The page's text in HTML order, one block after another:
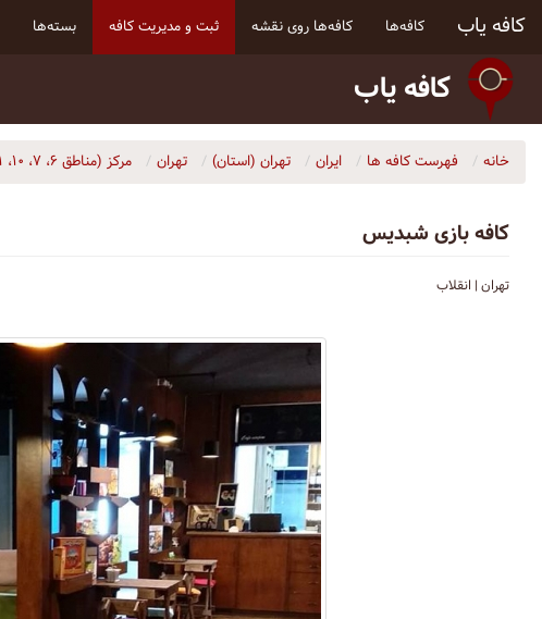
کافه یاب کافه‌ها کافه‌ها روی نقشه ثبت و مدیریت کافه بسته‌ها
کافه یاب
خانه فهرست کافه ها ایران تهران (استان) تهران مرکز (مناطق ۶، ۷، ۱۰، ۱۱ و ۱۲)
کافه بازی شبدیس
تهران | انقلاب